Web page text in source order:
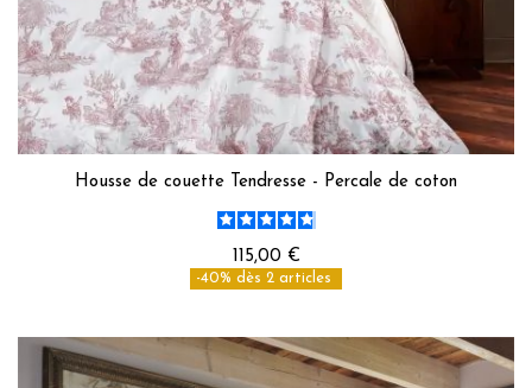
Housse de couette Tendresse - Percale de coton
115,00 €
-40% dès 2 articles